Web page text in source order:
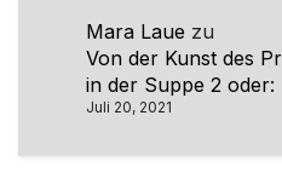
Mara Laue zu
Von der Kunst des
in der Suppe 2 oder:
Juli 20, 2021